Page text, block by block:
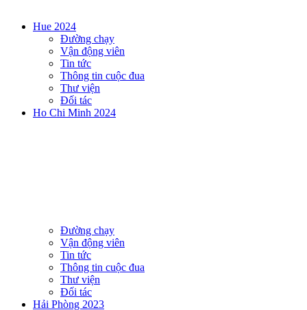
Hue 2024
Đường chạy
Vận động viên
Tin tức
Thông tin cuộc đua
Thư viện
Đối tác
Ho Chi Minh 2024
Đường chạy
Vận động viên
Tin tức
Thông tin cuộc đua
Thư viện
Đối tác
Hải Phòng 2023